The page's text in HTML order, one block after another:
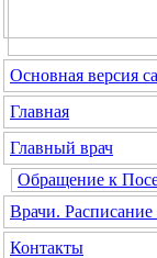
Основная версия
Главная
Главный врач
Обращение к
Врачи. Расписание
Контакты